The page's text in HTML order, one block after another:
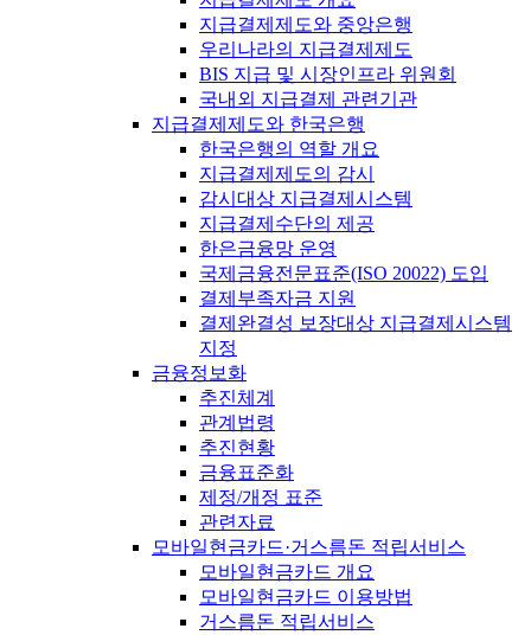
지급결제제도와 중앙은행
우리나라의 지급결제제도
BIS 지급 및 시장인프라 위원회
국내외 지급결제 관련기관
지급결제제도와 한국은행
한국은행의 역할 개요
지급결제제도의 감시
감시대상 지급결제시스템
지급결제수단의 제공
한은금융망 운영
국제금융전문표준(ISO 20022) 도입
결제부족자금 지원
결제완결성 보장대상 지급결제시스템
지정
금융정보화
추진체계
관계법령
추진현황
금융표준화
제정/개정 표준
관련자료
모바일현금카드·거스름돈 적립서비스
모바일현금카드 개요
모바일현금카드 이용방법
거스름돈 적립서비스